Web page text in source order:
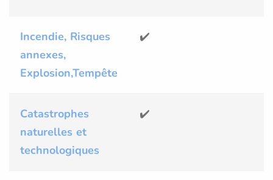
Incendie, Risques
annexes,
Explosion,Tempête
✔️
Catastrophes
naturelles et
technologiques
✔️